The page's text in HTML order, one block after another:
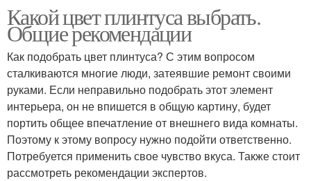
Какой цвет плинтуса выбрать.
Общие рекомендации
Как подобрать цвет плинтуса? С этим вопросом
сталкиваются многие люди, затеявшие ремонт своими
руками. Если неправильно подобрать этот элемент
интерьера, он не впишется в общую картину, будет
портить общее впечатление от внешнего вида комнаты.
Поэтому к этому вопросу нужно подойти ответственно.
Потребуется применить свое чувство вкуса. Также стоит
рассмотреть рекомендации экспертов.